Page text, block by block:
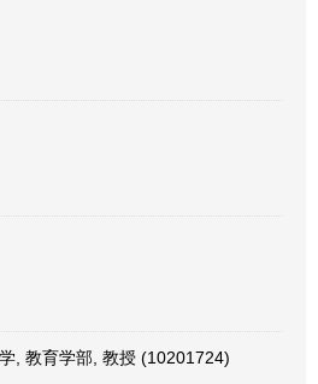
, 教育学部, 教授 (10201724)